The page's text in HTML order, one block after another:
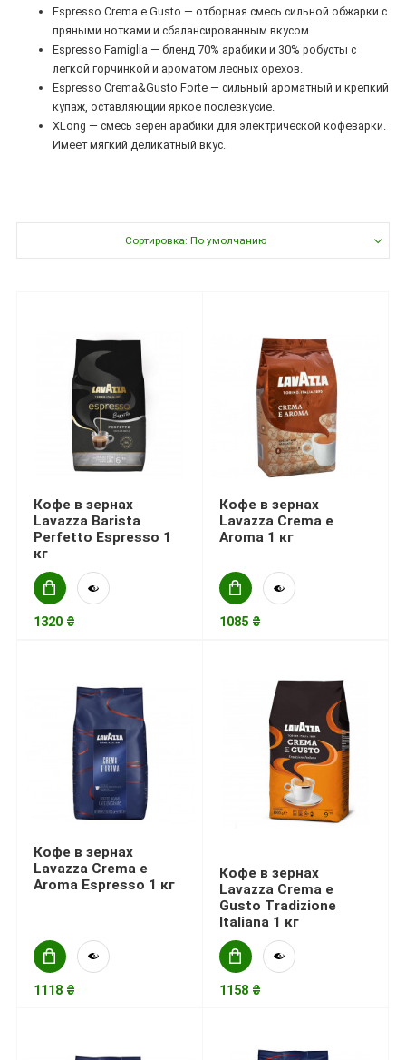
Espresso Crema e Gusto — отборная смесь сильной обжарки с
пряными нотками и сбалансированным вкусом.
Espresso Famiglia — бленд 70% арабики и 30% робусты с
легкой горчинкой и ароматом лесных орехов.
Espresso Crema&Gusto Forte — сильный ароматный и крепкий
купаж, оставляющий яркое послевкусие.
XLong — смесь зерен арабики для электрической кофеварки.
Имеет мягкий деликатный вкус.
Сортировка: По умолчанию
Кофе в зернах
Lavazza Barista
Perfetto Espresso 1
кг
1320 ₴
Кофе в зернах
Lavazza Crema e
Aroma 1 кг
1085 ₴
Кофе в зернах
Lavazza Crema e
Aroma Espresso 1 кг
1118 ₴
Кофе в зернах
Lavazza Crema e
Gusto Tradizione
Italiana 1 кг
1158 ₴